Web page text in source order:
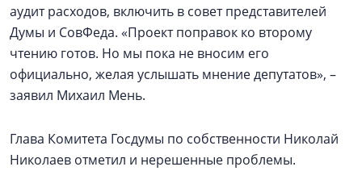
аудит расходов, включить в совет представителей
Думы и СовФеда. «Проект поправок ко второму
чтению готов. Но мы пока не вносим его
официально, желая услышать мнение депутатов», –
заявил Михаил Мень.
Глава Комитета Госдумы по собственности Николай
Николаев отметил и нерешенные проблемы.